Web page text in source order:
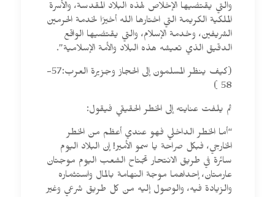
والتي يقتضيها الإخلاص لهذه البلاد المقدسة، والأسرة
الملكية الكريمة التي اختارها الله أخيرًا لخدمة الحرمين
الشريفين، وخدمة الإسلام، والتي يقتضيها الواقع
الدقيق الذي تعيشه هذه البلاد والأمة الإسلامية”.
(كيف ينظر المسلمون إلى الحجاز وجزيرة العرب:57-
58 )
ثم يلفت عنايته إلى الخطر الحقيقي فيقول:
“أما الخطر الداخلي فهو عندي أعظم من الخطر
الخارجي، فبكل صراحة يا سمو الأمير! إن البلاد اليوم
سائرة في طريق الانتحار تجتاح الشعب اليوم موجتان
عارمتان، إحداهما موجة النهامة بالمال واستثماره
والزيادة فيه، والوصول إليه من كل طريق شرعي وغير